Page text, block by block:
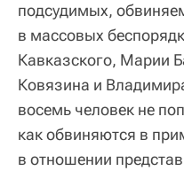
подсудимых,
в массовых
Кавказского, Марии
Ковязина и
восемь человек не
как обвиняются в
в отношении